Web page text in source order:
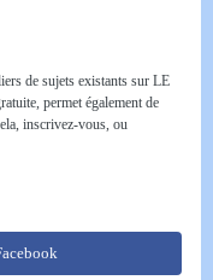
de sujets existants sur LE
permet également de
inscrivez-vous, ou